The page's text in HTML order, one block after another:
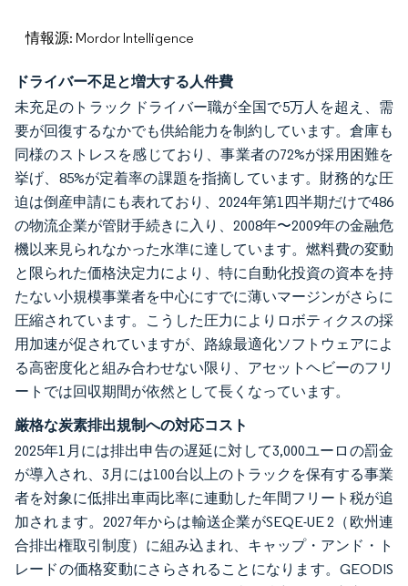
情報源: Mordor Intelligence
ドライバー不足と増大する人件費
未充足のトラックドライバー職が全国で5万人を超え、需
要が回復するなかでも供給能力を制約しています。倉庫も
同様のストレスを感じており、事業者の72%が採用困難を
挙げ、85%が定着率の課題を指摘しています。財務的な圧
迫は倒産申請にも表れており、2024年第1四半期だけで486
の物流企業が管財手続きに入り、2008年〜2009年の金融危
機以来見られなかった水準に達しています。燃料費の変動
と限られた価格決定力により、特に自動化投資の資本を持
たない小規模事業者を中心にすでに薄いマージンがさらに
圧縮されています。こうした圧力によりロボティクスの採
用加速が促されていますが、路線最適化ソフトウェアによ
る高密度化と組み合わせない限り、アセットヘビーのフリ
ートでは回収期間が依然として長くなっています。
厳格な炭素排出規制への対応コスト
2025年1月には排出申告の遅延に対して3,000ユーロの罰金
が導入され、3月には100台以上のトラックを保有する事業
者を対象に低排出車両比率に連動した年間フリート税が追
加されます。2027年からは輸送企業がSEQE-UE 2（欧州連
合排出権取引制度）に組み込まれ、キャップ・アンド・ト
レードの価格変動にさらされることになります。GEODIS